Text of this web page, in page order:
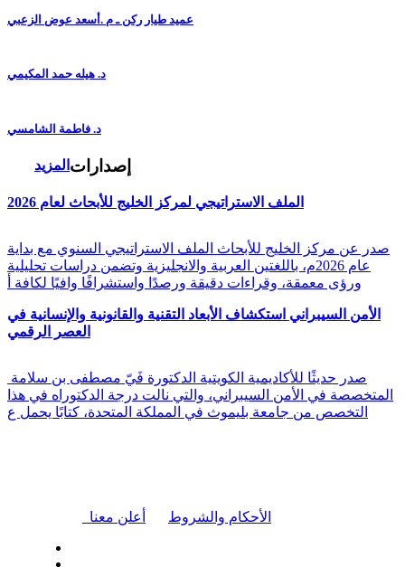
عميد طيار ركن ـ م .أسعد عوض الزعبي
د. هيله حمد المكيمي
د. فاطمة الشامسي
المزيد إصدارات
الملف الاستراتيجي لمركز الخليج للأبحاث لعام 2026
صدر عن مركز الخليج للأبحاث الملف الاستراتيجي السنوي مع بداية
عام 2026م، باللغتين العربية والانجليزية وتضمن دراسات تحليلية
ورؤى معمقة، وقراءات دقيقة ورصدًا واستشرافًا وافيًا لكافة أ
الأمن السيبراني استكشاف الأبعاد التقنية والقانونية والإنسانية في
العصر الرقمي
المتخصصة في الأمن السيبراني، والتي نالت درجة الدكتوراه في هذا
التخصص من جامعة بليموث في المملكة المتحدة، كتابًا يحمل ع
أعلن معنا الأحكام والشروط